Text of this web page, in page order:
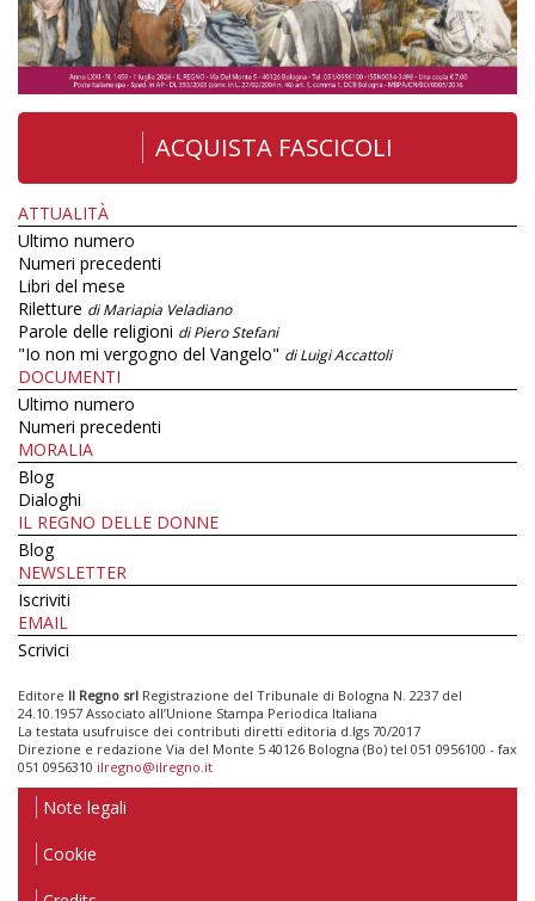
ACQUISTA FASCICOLI
ATTUALITÀ
Ultimo numero
Numeri precedenti
Libri del mese
Riletture di Mariapia Veladiano
Parole delle religioni di Piero Stefani
"Io non mi vergogno del Vangelo" di Luigi Accattoli
DOCUMENTI
Ultimo numero
Numeri precedenti
MORALIA
Blog
Dialoghi
IL REGNO DELLE DONNE
Blog
NEWSLETTER
Iscriviti
EMAIL
Scrivici
Editore Il Regno srl Registrazione del Tribunale di Bologna N. 2237 del
24.10.1957 Associato all’Unione Stampa Periodica Italiana
La testata usufruisce dei contributi diretti editoria d.lgs 70/2017
Direzione e redazione Via del Monte 5 40126 Bologna (Bo) tel 051 0956100 - fax
051 0956310 ilregno@ilregno.it
Note legali
Cookie